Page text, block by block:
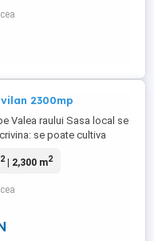
.Prețul este 4 lei,
Detalii suplimentare la nr
...
2300mp
Valea raului Sasa local se
se poate cultiva
sau cultura de catina,
sat Rosiile și are Vis a
raul Sasa, o fântâna
...
2| 2,300 m2